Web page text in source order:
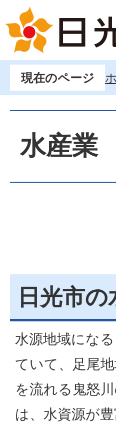
現在のページ
水産業
日光市
水源地域にな
ていて、足尾
を流れる鬼怒
は、水資源が